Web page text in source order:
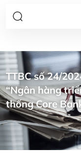
TTBC số 24/
“Ngân hàng
thống Core